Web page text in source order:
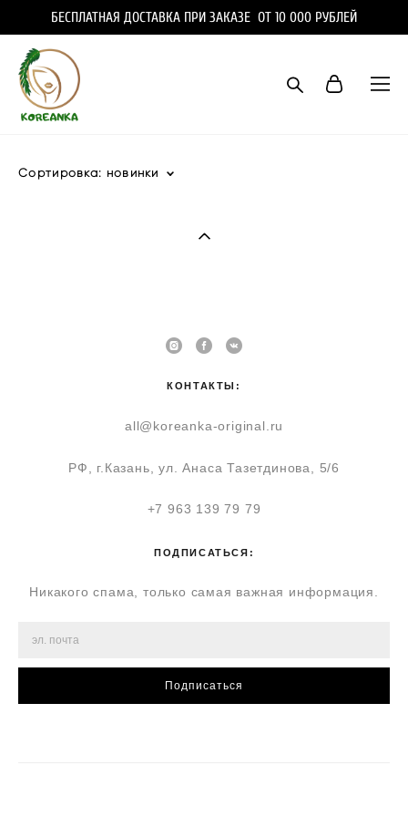
БЕСПЛАТНАЯ ДОСТАВКА ПРИ ЗАКАЗЕ ОТ 10 000 РУБЛЕЙ
Сортировка: новинки
КОНТАКТЫ:
all@koreanka-original.ru
РФ, г.Казань, ул. Анаса Тазетдинова, 5/6
+7 963 139 79 79
ПОДПИСАТЬСЯ:
Никакого спама, только самая важная информация.
Подписаться